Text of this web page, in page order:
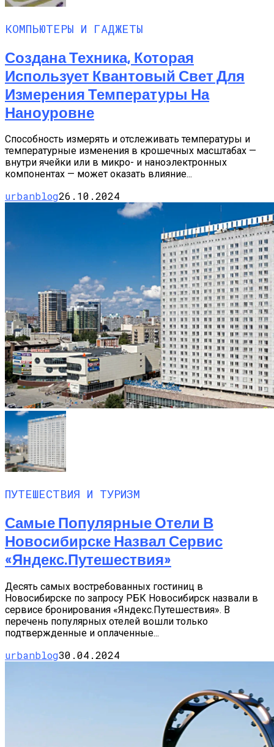
КОМПЬЮТЕРЫ И ГАДЖЕТЫ
Создана Техника, Которая
Использует Квантовый Свет Для
Измерения Температуры На
Наноуровне
Способность измерять и отслеживать температуры и
температурные изменения в крошечных масштабах —
внутри ячейки или в микро- и наноэлектронных
компонентах — может оказать влияние...
urbanblog26.10.2024
ПУТЕШЕСТВИЯ И ТУРИЗМ
Самые Популярные Отели В
Новосибирске Назвал Сервис
«Яндекс.Путешествия»
Десять самых востребованных гостиниц в
Новосибирске по запросу РБК Новосибирск назвали в
сервисе бронирования «Яндекс.Путешествия». В
перечень популярных отелей вошли только
подтвержденные и оплаченные...
urbanblog30.04.2024